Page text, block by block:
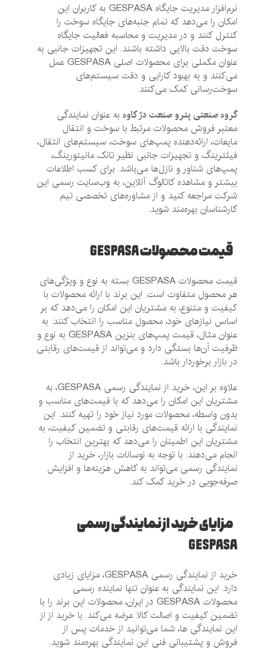
نرم‌افزار مدیریت جایگاه GESPASA به کاربران این
امکان را می‌دهد که تمام جنبه‌های جایگاه سوخت را
کنترل کنند و در مدیریت و محاسبه فعالیت جایگاه
سوخت دقت بالایی داشته باشند. این تجهیزات جانبی به
عنوان مکملی برای محصولات اصلی GESPASA عمل
می‌کنند و به بهبود کارایی و دقت سیستم‌های
سوخت‌رسانی کمک می‌کنند.
گروه صنعتی پترو صنعت دژ کاوه به عنوان نمایندگی
معتبر فروش محصولات مرتبط با سوخت و انتقال
مایعات، ارائه‌دهنده پمپ‌های سوخت، سیستم‌های انتقال،
فیلترینگ و تجهیزات جانبی نظیر تانک مانیتورینگ،
پمپ‌های شناور و نازل‌ها می‌باشد. برای کسب اطلاعات
بیشتر و مشاهده کاتالوگ آنلاین، به وب‌سایت رسمی این
شرکت مراجعه کنید و از مشاوره‌های تخصصی تیم
کارشناسان بهره‌مند شوید.
قیمت محصولات GESPASA
قیمت محصولات GESPASA بسته به نوع و ویژگی‌های
هر محصول متفاوت است. این برند با ارائه محصولات با
کیفیت و متنوع، به مشتریان این امکان را می‌دهد که بر
اساس نیازهای خود، محصول مناسب را انتخاب کنند. به
عنوان مثال، قیمت پمپ‌های بنزین GESPASA به نوع و
ظرفیت آن‌ها بستگی دارد و می‌تواند از قیمت‌های رقابتی
در بازار برخوردار باشد.
علاوه بر این، خرید از نمایندگی رسمی GESPASA، به
مشتریان این امکان را می‌دهد که با قیمت‌های مناسب و
بدون واسطه، محصولات مورد نیاز خود را تهیه کنند. این
نمایندگی با ارائه قیمت‌های رقابتی و تضمین کیفیت، به
مشتریان این اطمینان را می‌دهد که بهترین انتخاب را
انجام می‌دهند. با توجه به نوسانات بازار، خرید از
نمایندگی رسمی می‌تواند به کاهش هزینه‌ها و افزایش
صرفه‌جویی در خرید کمک کند.
مزایای خرید از نمایندگی رسمی
GESPASA
خرید از نمایندگی رسمی GESPASA، مزایای زیادی
دارد. این نمایندگی به عنوان تنها نماینده رسمی
محصولات GESPASA در ایران، محصولات این برند را با
تضمین کیفیت و اصالت کالا عرضه می‌کند. با خرید از از
این نمایندگی ها، شما می‌توانید از خدمات پس از
فروش و پشتیبانی فنی این نمایندگی بهره‌مند شوید.